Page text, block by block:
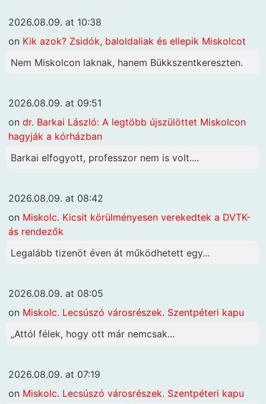
2026.08.09. at 10:38
on Kik azok? Zsidók, baloldaliak és ellepik Miskolcot
Nem Miskolcon laknak, hanem Bükkszentkereszten.
2026.08.09. at 09:51
on dr. Barkai László: A legtöbb újszülöttet Miskolcon
hagyják a kórházban
Barkai elfogyott, professzor nem is volt....
2026.08.09. at 08:42
on Miskolc. Kicsit körülményesen verekedtek a DVTK-
ás rendezők
Legalább tizenöt éven át működhetett egy...
2026.08.09. at 08:05
on Miskolc. Lecsúszó városrészek. Szentpéteri kapu
„Attól félek, hogy ott már nemcsak...
2026.08.09. at 07:19
on Miskolc. Lecsúszó városrészek. Szentpéteri kapu